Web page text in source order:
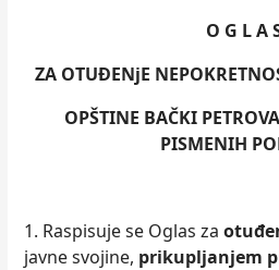
O G L A
ZA OTUĐENјE
OPŠTINE BAČKI
PISMENIH
1. Raspisuje se Oglas za
javne svojine, prikuplјanjem